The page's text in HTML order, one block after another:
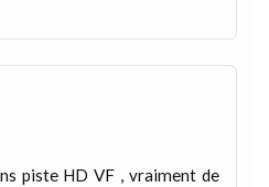
piste HD VF , vraiment de